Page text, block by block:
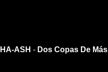
HA-ASH - Dos Copas De Más